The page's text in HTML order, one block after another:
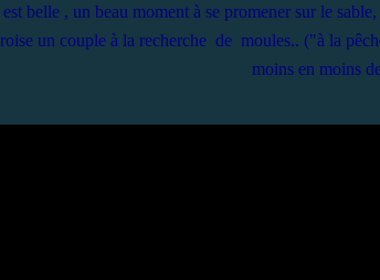
belle , un beau moment à se promener sur le
un couple à la recherche de moules.. ("à la
moins en moins